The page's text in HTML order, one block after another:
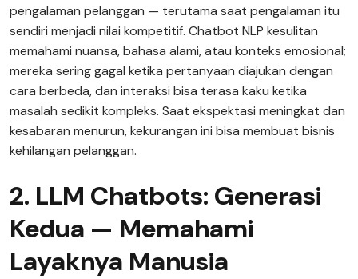
pengalaman pelanggan — terutama saat pengalaman itu
sendiri menjadi nilai kompetitif. Chatbot NLP kesulitan
memahami nuansa, bahasa alami, atau konteks emosional;
mereka sering gagal ketika pertanyaan diajukan dengan
cara berbeda, dan interaksi bisa terasa kaku ketika
masalah sedikit kompleks. Saat ekspektasi meningkat dan
kesabaran menurun, kekurangan ini bisa membuat bisnis
kehilangan pelanggan.
2. LLM Chatbots: Generasi
Kedua — Memahami
Layaknya Manusia